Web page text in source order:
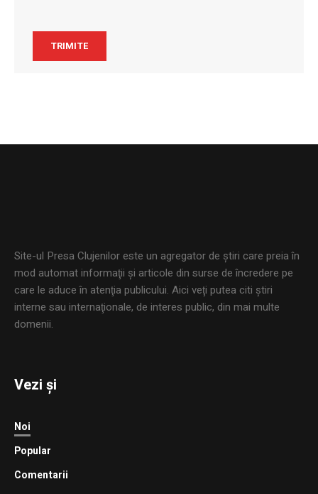
Site-ul Presa Clujenilor este un agregator de ştiri care preia în
mod automat informaţii şi articole din surse de încredere pe
care le aduce în atenţia publicului. Aici veţi putea citi ştiri
interne sau internaţionale, de interes public, din mai multe
domenii.
Vezi și
Noi
Popular
Comentarii